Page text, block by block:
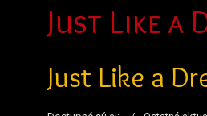
Just Like a
Just Like a